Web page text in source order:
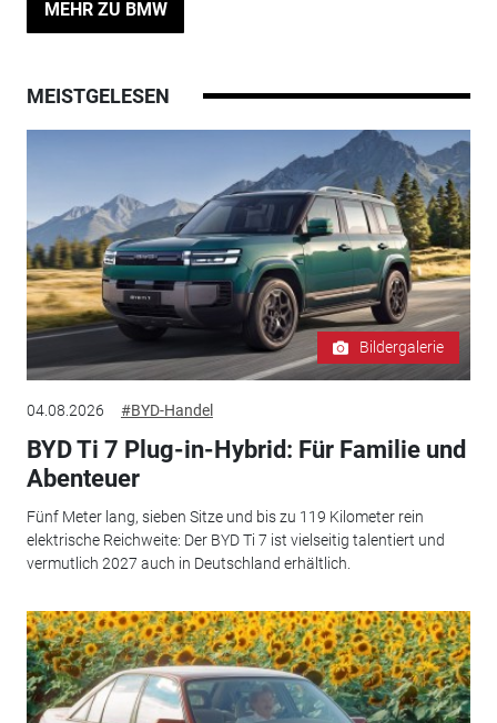
MEHR ZU BMW
MEISTGELESEN
Bildergalerie
04.08.2026 #BYD-Handel
BYD Ti 7 Plug-in-Hybrid: Für Familie und
Abenteuer
Fünf Meter lang, sieben Sitze und bis zu 119 Kilometer rein
elektrische Reichweite: Der BYD Ti 7 ist vielseitig talentiert und
vermutlich 2027 auch in Deutschland erhältlich.